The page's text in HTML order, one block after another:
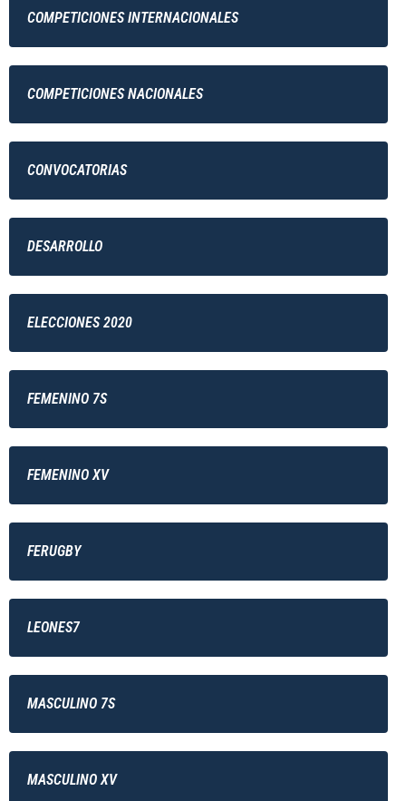
COMPETICIONES INTERNACIONALES
COMPETICIONES NACIONALES
CONVOCATORIAS
DESARROLLO
ELECCIONES 2020
FEMENINO 7S
FEMENINO XV
FERUGBY
LEONES7
MASCULINO 7S
MASCULINO XV